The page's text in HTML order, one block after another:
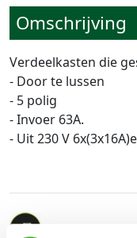
Omschrijving
Verdeelkasten die
- Door te lussen
- 5 polig
- Invoer 63A.
- Uit 230 V